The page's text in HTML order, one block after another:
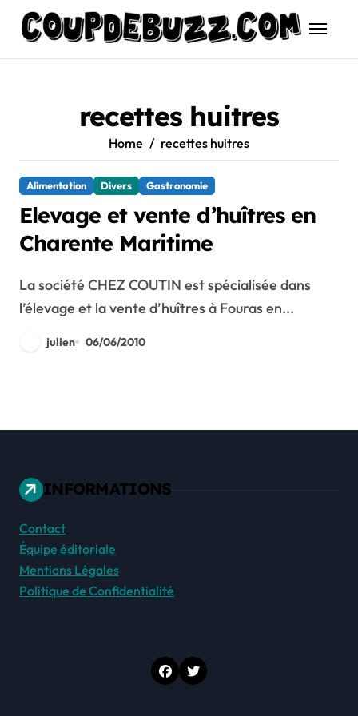
content
recettes huitres
Home recettes huitres
Alimentation Divers Gastronomie
Elevage et vente d’huîtres en
Charente Maritime
La société CHEZ COUTIN est spécialisée dans
l’élevage et la vente d’huîtres à Fouras en...
julien 06/06/2010
INFORMATIONS
Contact
Équipe éditoriale
Mentions Légales
Politique de Confidentialité